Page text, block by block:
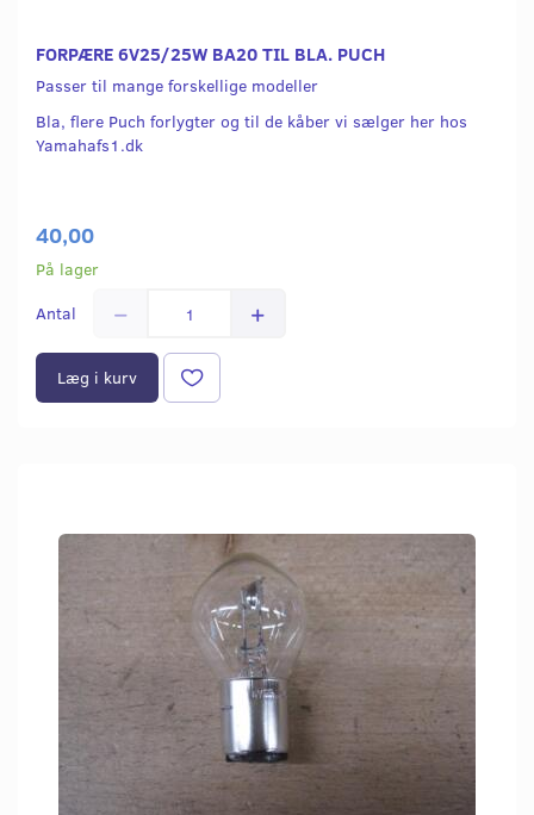
FORPÆRE 6V25/25W BA20 TIL BLA. PUCH
Passer til mange forskellige modeller
Bla, flere Puch forlygter og til de kåber vi sælger her hos
Yamahafs1.dk
40,00
På lager
Antal
Læg i kurv